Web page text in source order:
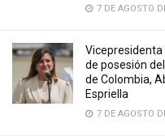
7 DE AGOSTO
de posesión
de Colombia,
Espriella
7 DE AGOSTO